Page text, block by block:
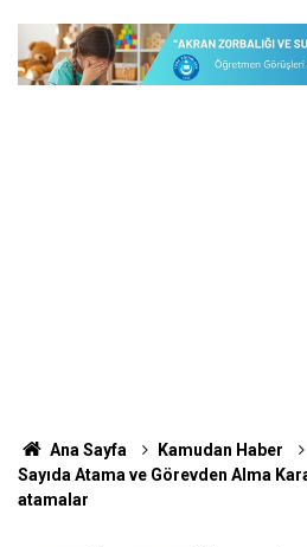
Ana Sayfa Kamudan Haber
Sayıda Atama ve Görevden Alma
atamalar